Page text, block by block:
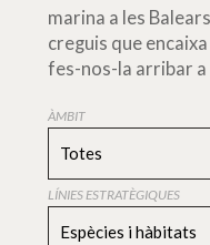
marina a les
creguis que
fes-nos-la arribar a
ÀMBIT
Totes
LÍNIES ESTRATÈGIQUES
Espècies i hàbitats